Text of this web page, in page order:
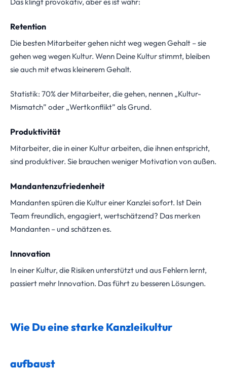
Das klingt provokativ, aber es ist wahr:
Retention
Die besten Mitarbeiter gehen nicht weg wegen Gehalt – sie
gehen weg wegen Kultur. Wenn Deine Kultur stimmt, bleiben
sie auch mit etwas kleinerem Gehalt.
Statistik: 70% der Mitarbeiter, die gehen, nennen „Kultur-
Mismatch” oder „Wertkonflikt” als Grund.
Produktivität
Mitarbeiter, die in einer Kultur arbeiten, die ihnen entspricht,
sind produktiver. Sie brauchen weniger Motivation von außen.
Mandantenzufriedenheit
Mandanten spüren die Kultur einer Kanzlei sofort. Ist Dein
Team freundlich, engagiert, wertschätzend? Das merken
Mandanten – und schätzen es.
Innovation
In einer Kultur, die Risiken unterstützt und aus Fehlern lernt,
passiert mehr Innovation. Das führt zu besseren Lösungen.
Wie Du eine starke Kanzleikultur
aufbaust